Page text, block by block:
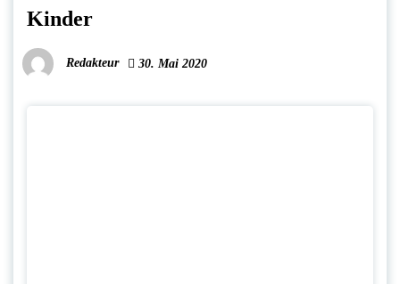
Kinder
Redakteur 30. Mai 2020